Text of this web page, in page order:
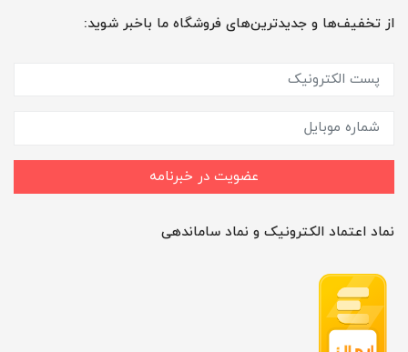
از تخفیف‌ها و جدیدترین‌های فروشگاه ما باخبر شوید:
عضویت در خبرنامه
نماد اعتماد الکترونیک و نماد ساماندهی